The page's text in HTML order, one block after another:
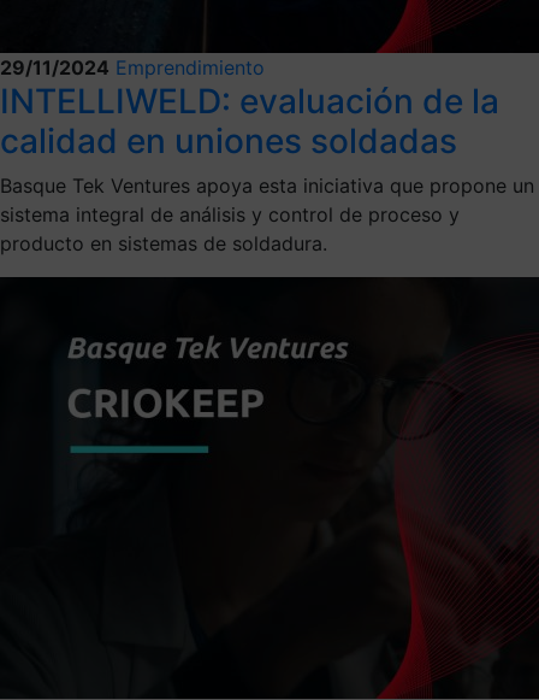
29/11/2024 Emprendimiento
INTELLIWELD: evaluación de la
calidad en uniones soldadas
Basque Tek Ventures apoya esta iniciativa que propone un
sistema integral de análisis y control de proceso y
producto en sistemas de soldadura.